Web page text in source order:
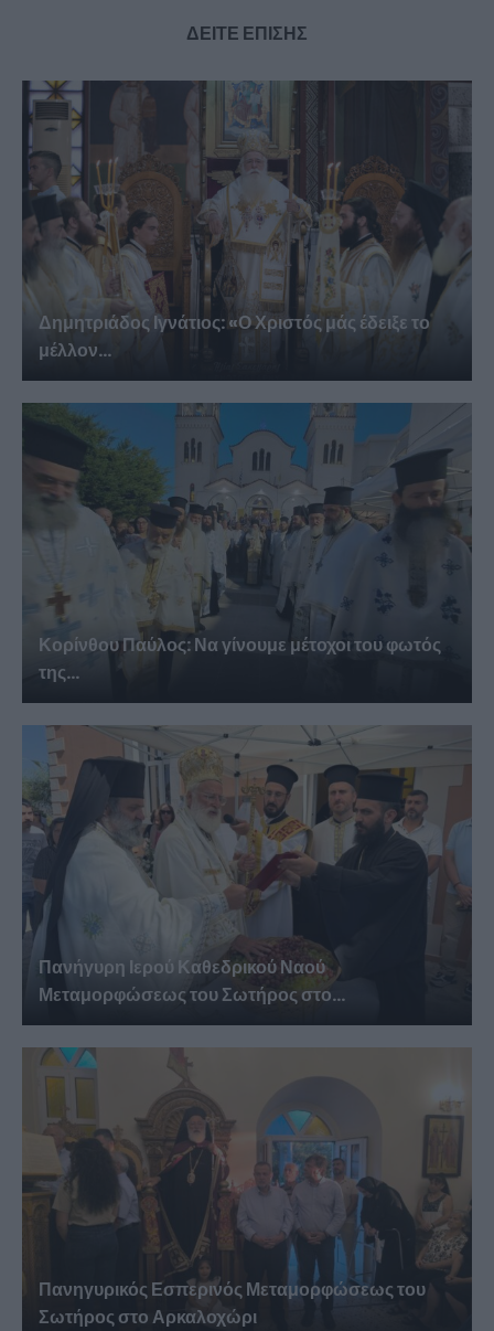
ΔΕΙΤΕ ΕΠΙΣΗΣ
Δημητριάδος Ιγνάτιος: «Ο Χριστός μάς έδειξε το
μέλλον...
Κορίνθου Παύλος: Να γίνουμε μέτοχοι του φωτός
της...
Πανήγυρη Ιερού Καθεδρικού Ναού
Μεταμορφώσεως του Σωτήρος στο...
Πανηγυρικός Εσπερινός Μεταμορφώσεως του
Σωτήρος στο Αρκαλοχώρι